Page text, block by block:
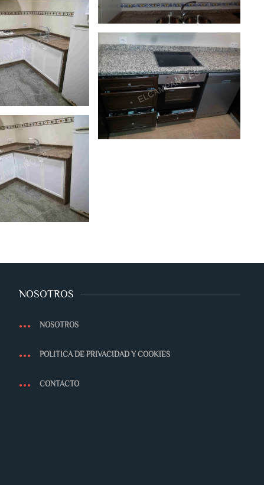
NOSOTROS
NOSOTROS
POLITICA DE PRIVACIDAD Y COOKIES
CONTACTO